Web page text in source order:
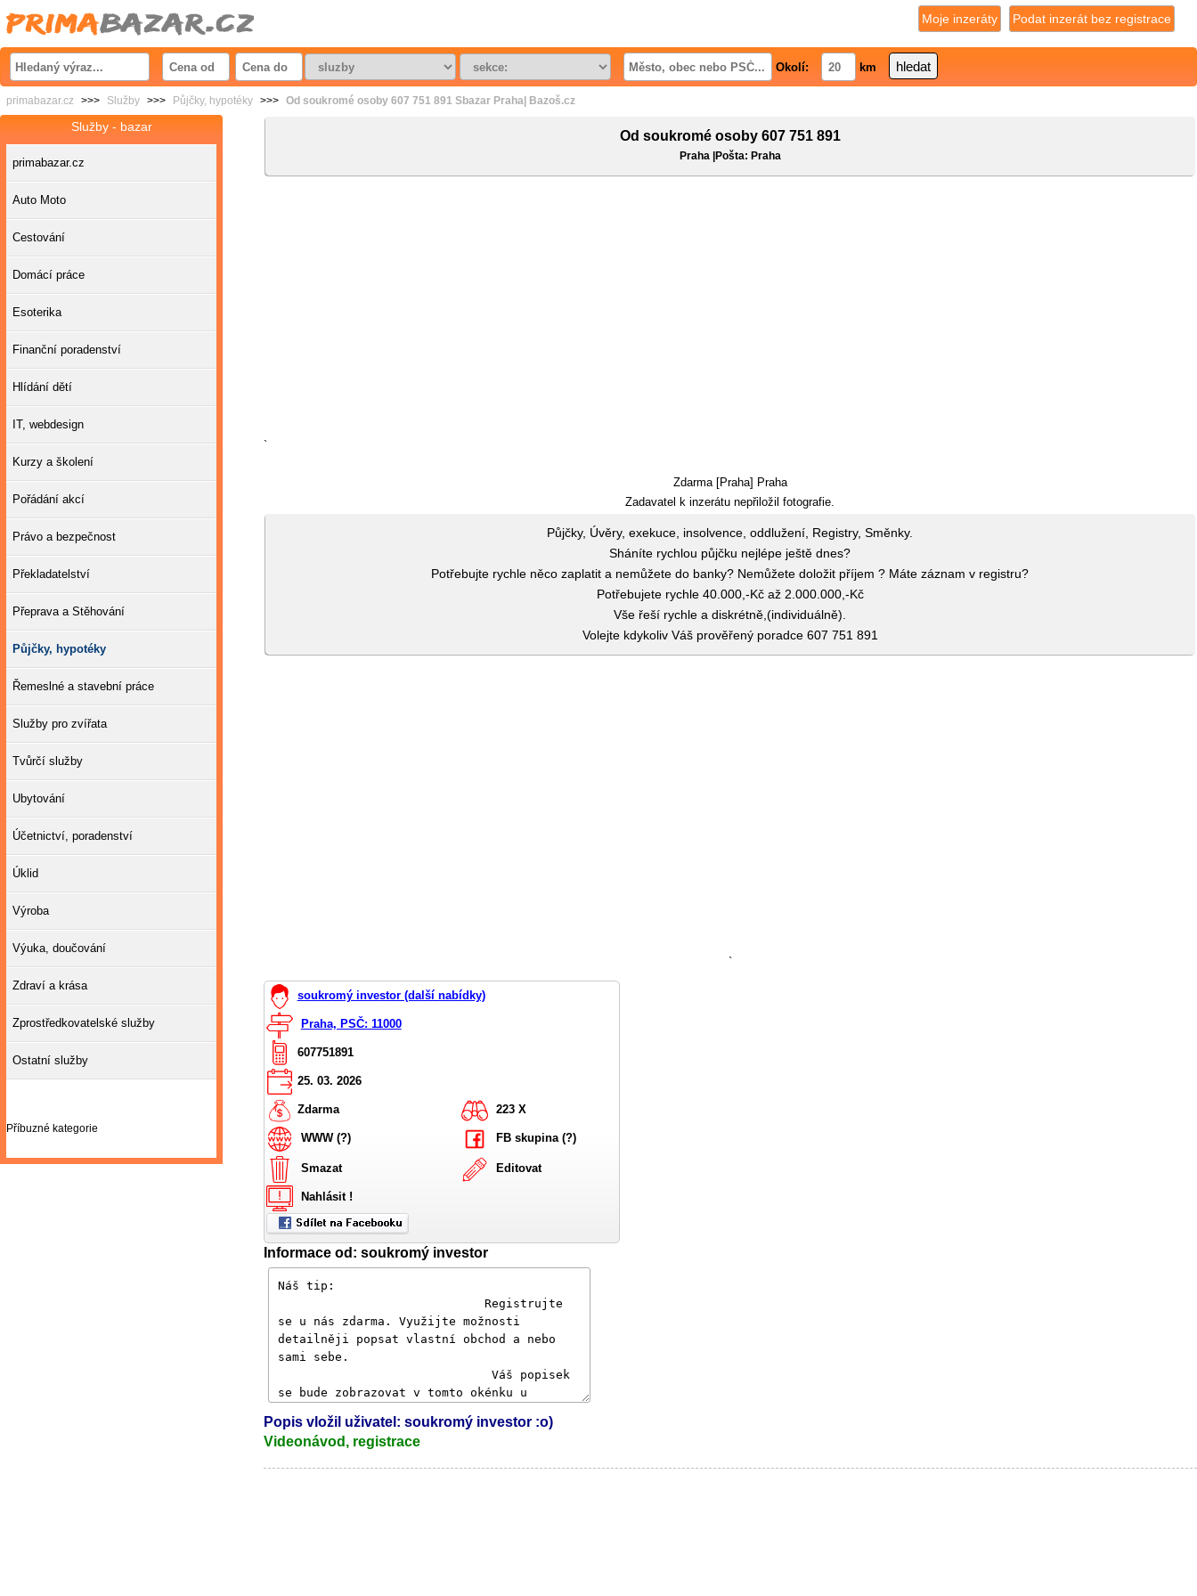
Podat inzerát bez registrace
Moje inzeráty
Okolí: km
primabazar.cz >>> Služby >>> Půjčky, hypotéky >>> Od soukromé osoby 607 751 891 Sbazar Praha| Bazoš.cz
Od soukromé osoby 607 751 891
Praha |Pošta: Praha
`
Zdarma [Praha] Praha
Zadavatel k inzerátu nepřiložil fotografie.
Půjčky, Úvěry, exekuce, insolvence, oddlužení, Registry, Směnky.
Sháníte rychlou půjčku nejlépe ještě dnes?
Potřebujte rychle něco zaplatit a nemůžete do banky? Nemůžete doložit příjem ? Máte záznam v registru?
Potřebujete rychle 40.000,-Kč až 2.000.000,-Kč
Vše řeší rychle a diskrétně,(individuálně).
Volejte kdykoliv Váš prověřený poradce 607 751 891
`
soukromý investor (další nabídky)
Praha, PSČ: 11000
607751891
25. 03. 2026
Zdarma 223 X
WWW (?) FB skupina (?)
Smazat Editovat
Nahlásit !
Informace od: soukromý investor
Popis vložil uživatel: soukromý investor :o)
Videonávod, registrace
Služby - bazar
primabazar.cz
Auto Moto
Cestování
Domácí práce
Esoterika
Finanční poradenství
Hlídání dětí
IT, webdesign
Kurzy a školení
Pořádání akcí
Právo a bezpečnost
Překladatelství
Přeprava a Stěhování
Půjčky, hypotéky
Řemeslné a stavební práce
Služby pro zvířata
Tvůrčí služby
Ubytování
Účetnictví, poradenství
Úklid
Výroba
Výuka, doučování
Zdraví a krása
Zprostředkovatelské služby
Ostatní služby
Příbuzné kategorie